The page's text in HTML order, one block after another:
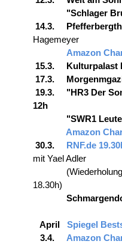
"Schlager
14.3.
Hagemeyer
Amazon
15.3. Kulturpalast
17.3.
19.3. "HR3 Der
12h
"SWR1 Leute"
Amazon
30.3. RNF.de
mit Yael Adler
18.30h)
April Spiegel
3.4.
Amazon